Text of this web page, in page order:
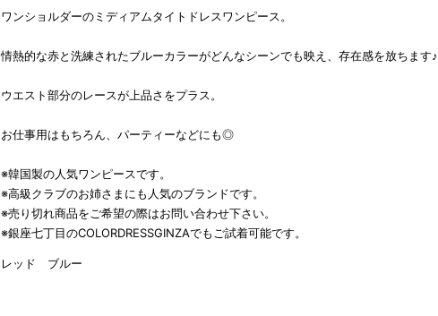
ワンショルダーのミディアムタイトドレスワンピース。
情熱的な赤と洗練されたブルーカラーがどんなシーンでも映え、存在感を放ちます♪
ウエスト部分のレースが上品さをプラス。
お仕事用はもちろん、パーティーなどにも◎
※韓国製の人気ワンピースです。
※高級クラブのお姉さまにも人気のブランドです。
※売り切れ商品をご希望の際はお問い合わせ下さい。
※銀座七丁目のCOLORDRESSGINZAでもご試着可能です。
レッド ブルー